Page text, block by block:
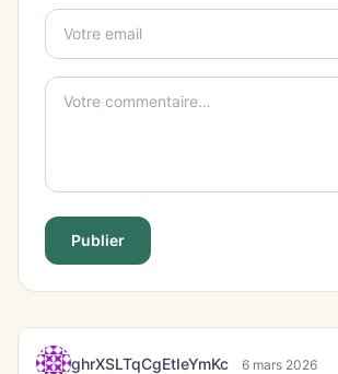
Publier
ghrXSLTqCgEtIeYmKc 6 mars 2026